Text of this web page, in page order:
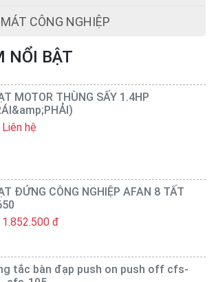
CÔNG NGHIỆP
NỔI BẬT
MOTOR THÙNG SẤY 1.4HP
Liên hệ
ĐỨNG CÔNG NGHIỆP AFAN 8 TẤT
1.852.500 đ
tắc bàn đạp push on push off cfs-
cfs-105